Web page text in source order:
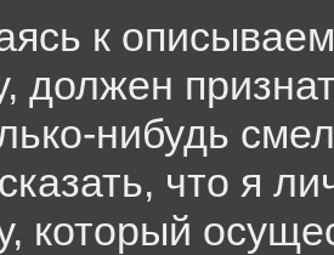
к
должен
нибудь
что я
который